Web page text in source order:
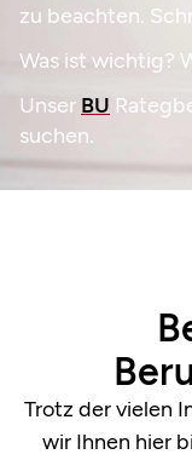
zu beachten.
Was ist wichtig?
Unser BU
suchen.
Trotz der vielen
wir Ihnen hier